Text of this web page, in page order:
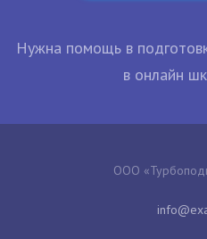
Нужна помощь в
в онлайн
ООО